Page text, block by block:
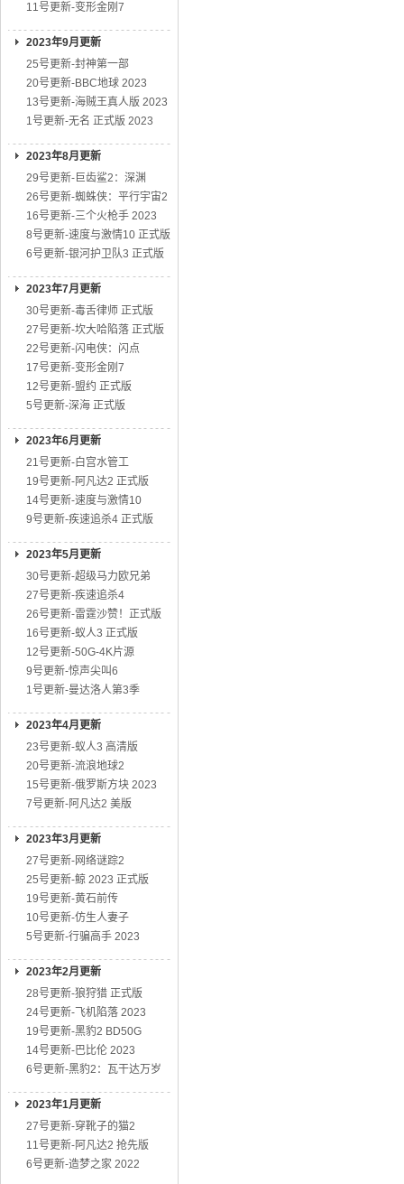
11号更新-变形金刚7
2023年9月更新
25号更新-封神第一部
20号更新-BBC地球 2023
13号更新-海贼王真人版 2023
1号更新-无名 正式版 2023
2023年8月更新
29号更新-巨齿鲨2：深渊
26号更新-蜘蛛侠：平行宇宙2
16号更新-三个火枪手 2023
8号更新-速度与激情10 正式版
6号更新-银河护卫队3 正式版
2023年7月更新
30号更新-毒舌律师 正式版
27号更新-坎大哈陷落 正式版
22号更新-闪电侠：闪点
17号更新-变形金刚7
12号更新-盟约 正式版
5号更新-深海 正式版
2023年6月更新
21号更新-白宫水管工
19号更新-阿凡达2 正式版
14号更新-速度与激情10
9号更新-疾速追杀4 正式版
2023年5月更新
30号更新-超级马力欧兄弟
27号更新-疾速追杀4
26号更新-雷霆沙赞！正式版
16号更新-蚁人3 正式版
12号更新-50G-4K片源
9号更新-惊声尖叫6
1号更新-曼达洛人第3季
2023年4月更新
23号更新-蚁人3 高清版
20号更新-流浪地球2
15号更新-俄罗斯方块 2023
7号更新-阿凡达2 美版
2023年3月更新
27号更新-网络谜踪2
25号更新-鲸 2023 正式版
19号更新-黄石前传
10号更新-仿生人妻子
5号更新-行骗高手 2023
2023年2月更新
28号更新-狼狩猎 正式版
24号更新-飞机陷落 2023
19号更新-黑豹2 BD50G
14号更新-巴比伦 2023
6号更新-黑豹2：瓦干达万岁
2023年1月更新
27号更新-穿靴子的猫2
11号更新-阿凡达2 抢先版
6号更新-造梦之家 2022